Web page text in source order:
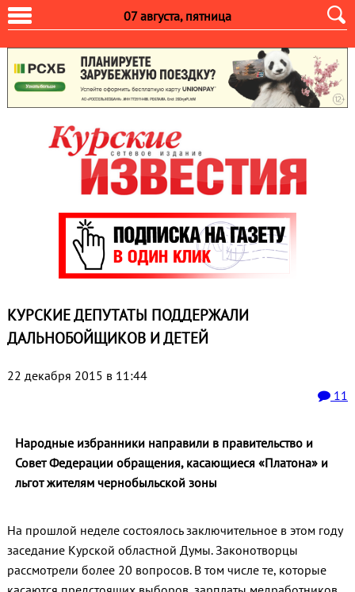
07 августа, пятница
КУРСКИЕ ДЕПУТАТЫ ПОДДЕРЖАЛИ
ДАЛЬНОБОЙЩИКОВ И ДЕТЕЙ
22 декабря 2015 в 11:44
11
Народные избранники направили в правительство и
Совет Федерации обращения, касающиеся «Платона» и
льгот жителям чернобыльской зоны
На прошлой неделе состоялось заключительное в этом году
заседание Курской областной Думы. Законотворцы
рассмотрели более 20 вопросов. В том числе те, которые